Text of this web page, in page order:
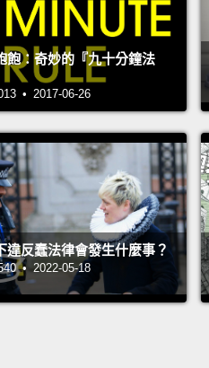
飽：奇妙的『九十分鐘法
• 2017-06-26
違反蠢法律會發生什麼事？
• 2022-05-18